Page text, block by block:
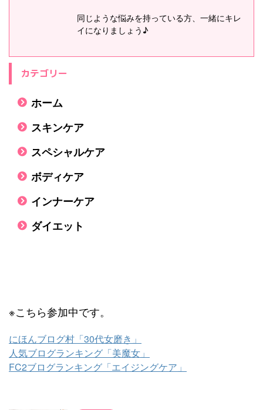
同じような悩みを持っている方、一緒にキレ
イになりましょう♪
カテゴリー
ホーム
スキンケア
スペシャルケア
ボディケア
インナーケア
ダイエット
※こちら参加中です。
にほんブログ村「30代女磨き」
人気ブログランキング「美魔女」
FC2ブログランキング「エイジングケア」